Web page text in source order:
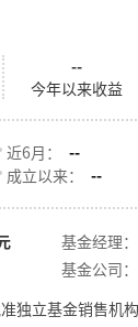
--
今年以来收益
近6月：
--
成立以来：
--
基金经理：
基金公司：
独立基金销售机构